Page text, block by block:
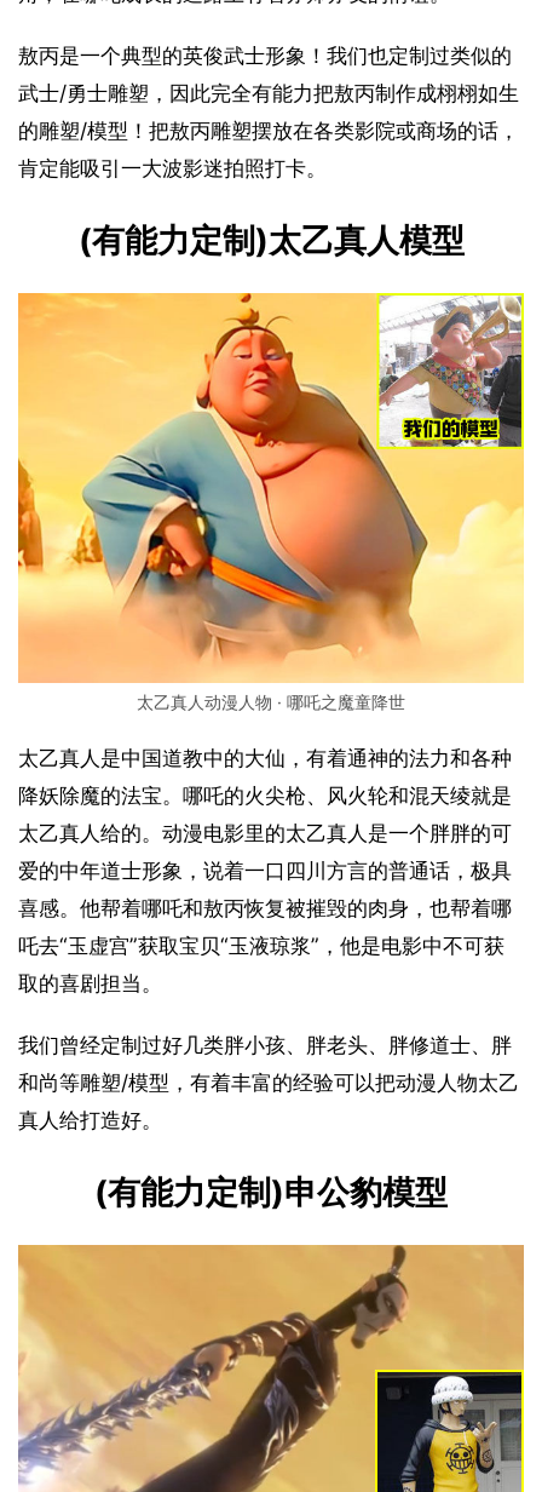
敖丙是一个典型的英俊武士形象！我们也定制过类似的
武士/勇士雕塑，因此完全有能力把敖丙制作成栩栩如生
的雕塑/模型！把敖丙雕塑摆放在各类影院或商场的话，
肯定能吸引一大波影迷拍照打卡。
(有能力定制)太乙真人模型
太乙真人动漫人物 · 哪吒之魔童降世
太乙真人是中国道教中的大仙，有着通神的法力和各种
降妖除魔的法宝。哪吒的火尖枪、风火轮和混天绫就是
太乙真人给的。动漫电影里的太乙真人是一个胖胖的可
爱的中年道士形象，说着一口四川方言的普通话，极具
喜感。他帮着哪吒和敖丙恢复被摧毁的肉身，也帮着哪
吒去“玉虚宫”获取宝贝“玉液琼浆”，他是电影中不可获
取的喜剧担当。
我们曾经定制过好几类胖小孩、胖老头、胖修道士、胖
和尚等雕塑/模型，有着丰富的经验可以把动漫人物太乙
真人给打造好。
(有能力定制)申公豹模型